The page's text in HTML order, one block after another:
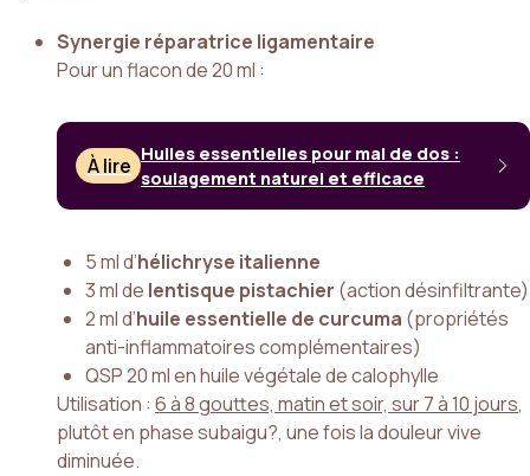
Synergie réparatrice ligamentaire
Pour un flacon de 20 ml :
À lire Huiles essentielles pour mal de dos :
soulagement naturel et efficace
5 ml d’hélichryse italienne
3 ml de lentisque pistachier (action désinfiltrante)
2 ml d’huile essentielle de curcuma (propriétés
anti-inflammatoires complémentaires)
QSP 20 ml en huile végétale de calophylle
Utilisation : 6 à 8 gouttes, matin et soir, sur 7 à 10 jours,
plutôt en phase subaigu?, une fois la douleur vive
diminuée.